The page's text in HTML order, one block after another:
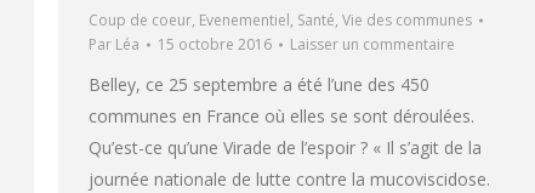
Coup de coeur, Evenementiel, Santé, Vie des communes
Par Léa 15 octobre 2016 Laisser un commentaire
Belley, ce 25 septembre a été l’une des 450
communes en France où elles se sont déroulées.
Qu’est-ce qu’une Virade de l’espoir ? « Il s’agit de la
journée nationale de lutte contre la mucoviscidose.